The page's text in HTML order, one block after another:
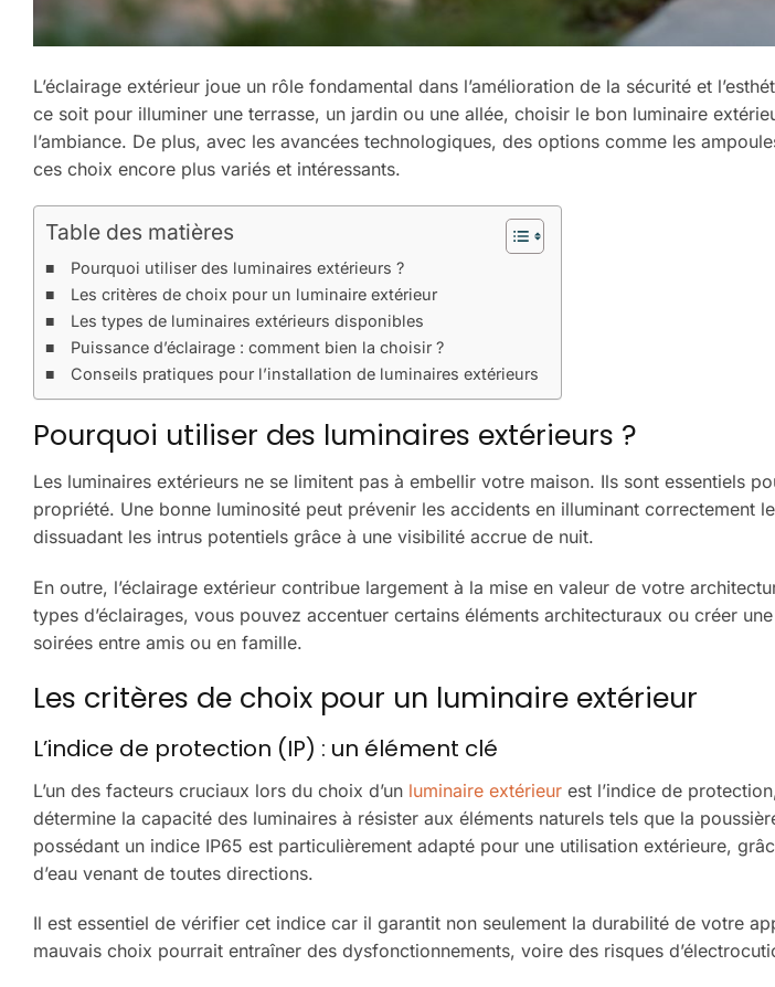
L’éclairage extérieur joue un rôle fondamental dans l’amélioration de la sécurité et
ce soit pour illuminer une terrasse, un jardin ou une allée, choisir le bon luminaire
l’ambiance. De plus, avec les avancées technologiques, des options comme les
ces choix encore plus variés et intéressants.
Table des matières
Pourquoi utiliser des luminaires extérieurs ?
Les critères de choix pour un luminaire extérieur
Les types de luminaires extérieurs disponibles
Puissance d’éclairage : comment bien la choisir ?
Conseils pratiques pour l’installation de luminaires extérieurs
Pourquoi utiliser des luminaires extérieurs ?
Les luminaires extérieurs ne se limitent pas à embellir votre maison. Ils sont essentiels
propriété. Une bonne luminosité peut prévenir les accidents en illuminant correctement
dissuadant les intrus potentiels grâce à une visibilité accrue de nuit.
En outre, l’éclairage extérieur contribue largement à la mise en valeur de votre
types d’éclairages, vous pouvez accentuer certains éléments architecturaux ou créer
soirées entre amis ou en famille.
Les critères de choix pour un luminaire extérieur
L’indice de protection (IP) : un élément clé
L’un des facteurs cruciaux lors du choix d’un luminaire extérieur est l’indice de
détermine la capacité des luminaires à résister aux éléments naturels tels que la
possédant un indice IP65 est particulièrement adapté pour une utilisation extérieure,
d’eau venant de toutes directions.
Il est essentiel de vérifier cet indice car il garantit non seulement la durabilité de votre
mauvais choix pourrait entraîner des dysfonctionnements, voire des risques